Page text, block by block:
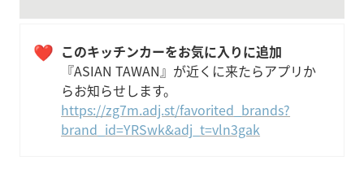
❤️
『ASIAN TAWAN』が近くに来たらアプリか
らお知らせします。
https://zg7m.adj.st/favorited_brands?
brand_id=YRSwk&adj_t=vln3gak